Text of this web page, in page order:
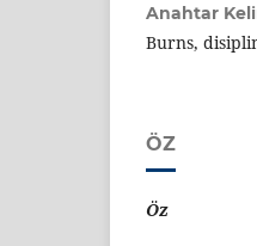
Anahtar
Burns,
ÖZ
Öz